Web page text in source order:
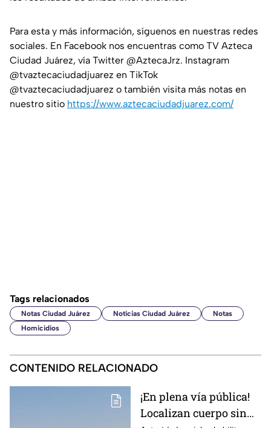
Para esta y más información, síguenos en nuestras redes
sociales. En Facebook nos encuentras como TV Azteca
Ciudad Juárez, vía Twitter @AztecaJrz. Instagram
@tvaztecaciudadjuarez en TikTok
@tvaztecaciudadjuarez o también visita más notas en
nuestro sitio https://www.aztecaciudadjuarez.com/
Tags relacionados
Notas Ciudad Juárez Noticias Ciudad Juárez
Notas
Homicidios
CONTENIDO RELACIONADO
¡En plena vía pública!
Localizan cuerpo sin